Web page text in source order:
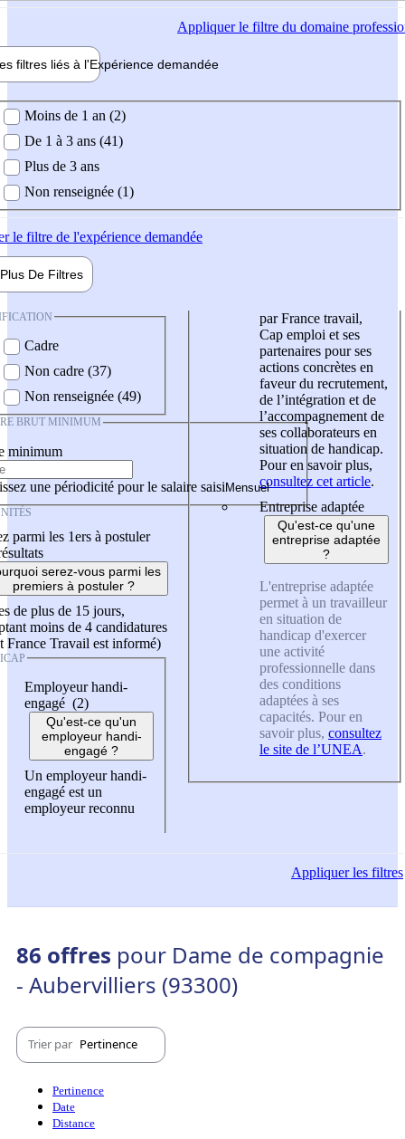
Appliquerle filtre du domaine
filtres liés à l'Expérience demandée
demandée
Moins de 1 an (2)
De 1 à 3 ans (41)
Plus de 3 ans
Non renseignée (1)
le filtre de l'expérience demandée
Plus De Filtres
Cadre
Non cadre (37)
Non renseignée (49)
BRUT MINIMUM
minimum
une périodicité pour le salaire saisi
parmi les 1ers à postuler
serez-vous parmi les
premiers à postuler ?
de plus de 15 jours,
moins de 4 candidatures
France Travail est informé)
Employeur handi-
engagé (2)
Qu'est-ce qu'un
employeur handi-
engagé ?
Un employeur handi-
engagé est un
employeur reconnu
par France travail,
Cap emploi et ses
partenaires pour ses
actions concrètes en
faveur du recrutement,
de l’intégration et de
l’accompagnement de
ses collaborateurs en
situation de handicap.
Pour en savoir plus,
consultez cet article.
Entreprise adaptée
Qu'est-ce qu'une
entreprise adaptée
?
L'entreprise adaptée
permet à un travailleur
en situation de
handicap d'exercer
une activité
professionnelle dans
des conditions
adaptées à ses
capacités. Pour en
savoir plus, consultez
le site de l’UNEA.
Appliquerles filtres
86 offres pour Dame de compagnie
- Aubervilliers (93300)
Trier par Pertinence
Pertinence
Date
Distance